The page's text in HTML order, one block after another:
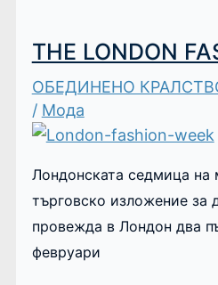
THE LONDON
ОБЕДИНЕНО
/ Мода
Лондонската седмица на
търговско изложение за
провежда в Лондон два
февруари